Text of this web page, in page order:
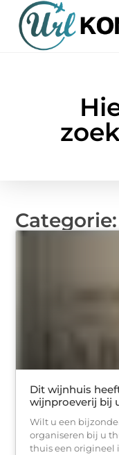
Dit wijnhuis
wijnproeverij bij
Wilt u een
organiseren bij u
thuis een origineel